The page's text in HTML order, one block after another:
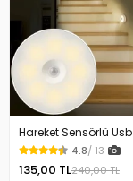
Hareket Sensörlü Usb
Beyaz Led Işık Lamba
4.8/ 13
135,00 TL240,00 TL